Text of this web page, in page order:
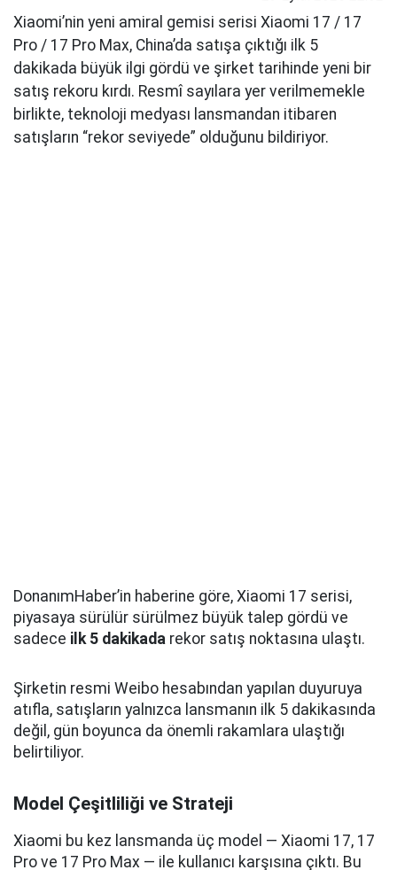
Xiaomi’nin yeni amiral gemisi serisi Xiaomi 17 / 17
Pro / 17 Pro Max, China’da satışa çıktığı ilk 5
dakikada büyük ilgi gördü ve şirket tarihinde yeni bir
satış rekoru kırdı. Resmî sayılara yer verilmemekle
birlikte, teknoloji medyası lansmandan itibaren
satışların “rekor seviyede” olduğunu bildiriyor.
DonanımHaber’in haberine göre, Xiaomi 17 serisi,
piyasaya sürülür sürülmez büyük talep gördü ve
sadece ilk 5 dakikada rekor satış noktasına ulaştı.
Şirketin resmi Weibo hesabından yapılan duyuruya
atıfla, satışların yalnızca lansmanın ilk 5 dakikasında
değil, gün boyunca da önemli rakamlara ulaştığı
belirtiliyor.
Model Çeşitliliği ve Strateji
Xiaomi bu kez lansmanda üç model — Xiaomi 17, 17
Pro ve 17 Pro Max — ile kullanıcı karşısına çıktı. Bu